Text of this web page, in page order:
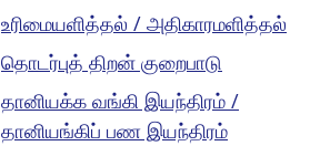
உரிமையளித்தல் / அதிகாரமளித்தல்
தொடர்புத் திறன் குறைபாடு
தானியக்க வங்கி இயந்திரம் /
தானியங்கிப் பண இயந்திரம்